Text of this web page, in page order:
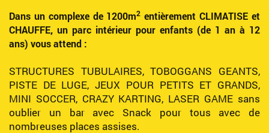
Dans un complexe de 1200m2 entièrement CLIMATISE et
CHAUFFE, un parc intérieur pour enfants (de 1 an à 12
ans) vous attend :
STRUCTURES TUBULAIRES, TOBOGGANS GEANTS,
PISTE DE LUGE, JEUX POUR PETITS ET GRANDS,
MINI SOCCER, CRAZY KARTING, LASER GAME sans
oublier un bar avec Snack pour tous avec de
nombreuses places assises.